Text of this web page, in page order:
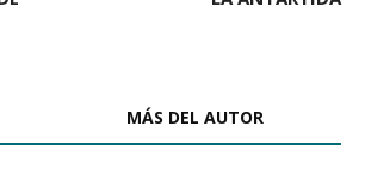
MÁS DEL AUTOR